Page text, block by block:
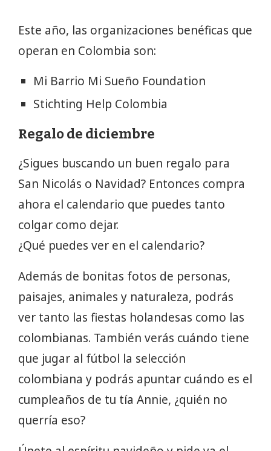
Este año, las organizaciones benéficas que
operan en Colombia son:
Mi Barrio Mi Sueño Foundation
Stichting Help Colombia
Regalo de diciembre
¿Sigues buscando un buen regalo para
San Nicolás o Navidad? Entonces compra
ahora el calendario que puedes tanto
colgar como dejar.
¿Qué puedes ver en el calendario?
Además de bonitas fotos de personas,
paisajes, animales y naturaleza, podrás
ver tanto las fiestas holandesas como las
colombianas. También verás cuándo tiene
que jugar al fútbol la selección
colombiana y podrás apuntar cuándo es el
cumpleaños de tu tía Annie, ¿quién no
querría eso?